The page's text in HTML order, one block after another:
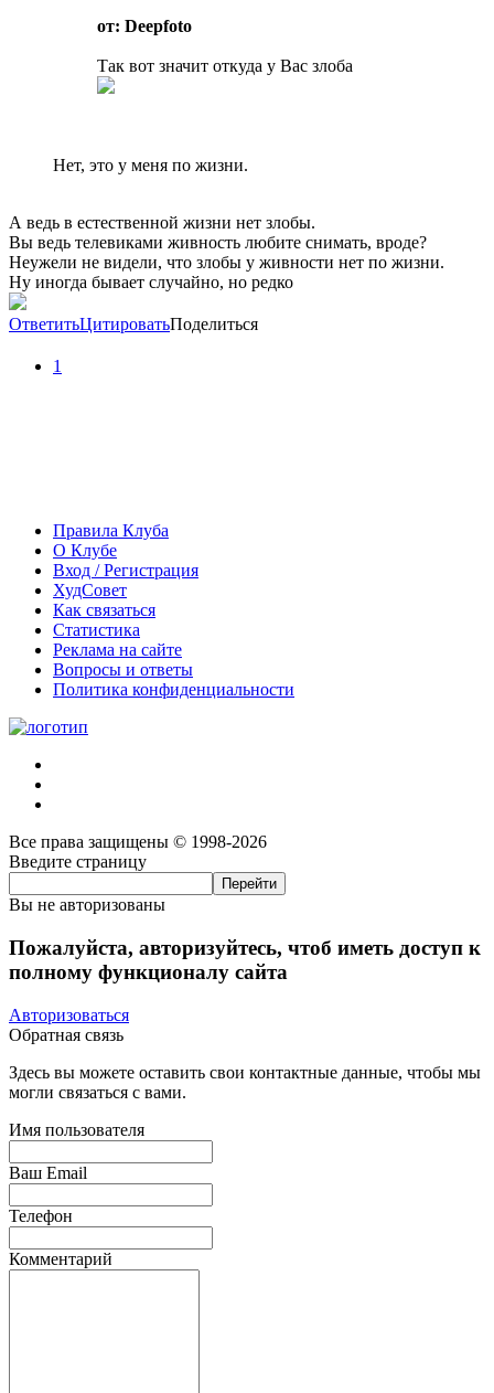
от: Deepfoto
Так вот значит откуда у Вас злоба
Нет, это у меня по жизни.
А ведь в естественной жизни нет злобы.
Вы ведь телевиками живность любите снимать, вроде?
Неужели не видели, что злобы у живности нет по жизни.
Ну иногда бывает случайно, но редко
ОтветитьЦитироватьПоделиться
1
Правила Клуба
О Клубе
Вход / Регистрация
ХудСовет
Как связаться
Статистика
Реклама на сайте
Вопросы и ответы
Политика конфиденциальности
Все права защищены © 1998-2026
Введите страницу
Вы не авторизованы
Пожалуйста, авторизуйтесь, чтоб иметь доступ к
полному функционалу сайта
Авторизоваться
Обратная связь
Здесь вы можете оставить свои контактные данные, чтобы мы
могли связаться с вами.
Имя пользователя
Ваш Email
Телефон
Комментарий